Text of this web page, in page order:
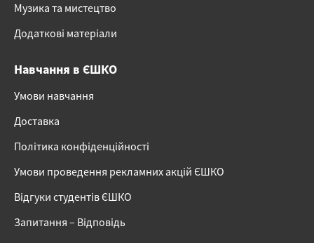
Музика та мистецтво
Додаткові матеріали
Навчання в ЄШКО
Умови навчання
Доставка
Політика конфіденційності
Умови проведення рекламних акцій ЄШКО
Відгуки студентів ЄШКО
Запитання – Відповідь